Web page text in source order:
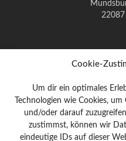
Cookie-
Um dir ein optimales
Technologien wie Cookies,
und/oder darauf
zustimmst, können wir
eindeutige IDs auf dieser
E-Mail:
Web:
Impressum